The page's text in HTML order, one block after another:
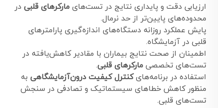
ارزیابی دقت و پایداری نتایج در تست‌های مارکرهای قلبی در
محدوده‌های پایین‌تر از حد نرمال.
پایش عملکرد روزانه دستگاه‌های اندازه‌گیری پارامترهای
قلبی در آزمایشگاه.
اطمینان از صحت نتایج بیماران با مقادیر کاهش‌یافته در
تست‌های تخصصی مارکرهای قلبی.
استفاده در برنامه‌هایکنترل کیفیت درون‌آزمایشگاهی به
منظور کاهش خطاهای سیستماتیک و تصادفی در سنجش
تست‌های قلبی.